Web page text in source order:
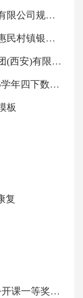
力是指不能预
异常事件
法履行本合同
知对方，并
件影响消除
本合同的履
无法继续履
解决善后事
同自双方
2025广东佛山市顺北集团有限公司规划岗招聘1人笔试历年备考题库附带答案详解
2025年陕西渭南市合阳县惠民村镇银行招聘（8人）笔试历年典型考题及考点剖析附带答案详解
2025年视立美视光科技集团(西安)有限公司招聘笔试历年难易错考点试卷带答案解析
黑龙江省黑河市2025-2026学年四下数学期中达标检测试题（含答案解析）
板
复
年级下册咕咚语文S版市公开课一等奖百校联赛特等奖课件